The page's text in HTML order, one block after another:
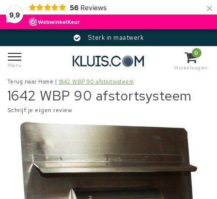
9,9
56 Reviews ×
Sterk in maatwerk
Menu
0
Winkelwagen
Terug naar Home | 1642 WBP 90 afstortsysteem
1642 WBP 90 afstortsysteem
Schrijf je eigen review